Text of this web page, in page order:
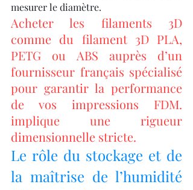
mesurer le diamètre.
Acheter les filaments 3D
comme du filament 3D PLA,
PETG ou ABS auprès d’un
fournisseur français spécialisé
pour garantir la performance
de vos impressions FDM.
implique une rigueur
dimensionnelle stricte.
Le rôle du stockage et de
la maîtrise de l’humidité